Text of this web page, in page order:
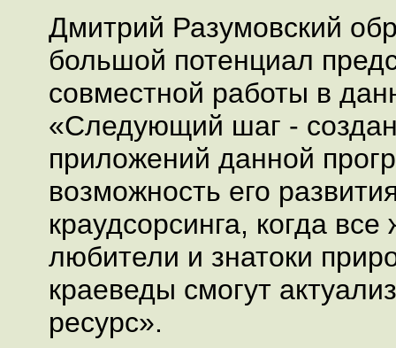
Дмитрий Разумовский
большой потенциал
совместной работы в
«Следующий шаг -
приложений данной
возможность его
краудсорсинга, когда
любители и знатоки
краеведы смогут
ресурс».